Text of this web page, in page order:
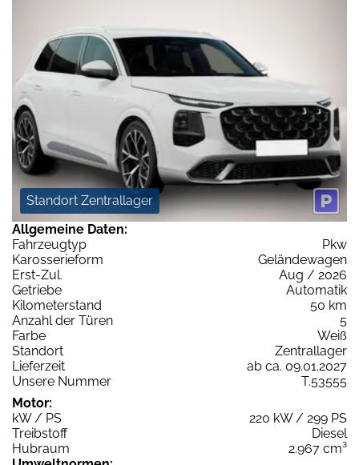
Standort Zentrallager
Allgemeine Daten:
Fahrzeugtyp
Pkw
Karosserieform
Geländewagen
Erst-Zul.
Aug / 2026
Getriebe
Automatik
Kilometerstand
50 km
Anzahl der Türen
5
Farbe
Weiß
Standort
Zentrallager
Lieferzeit
ab ca. 09.01.2027
Unsere Nummer
T.53555
Motor:
kW / PS
220 kW / 299 PS
Treibstoff
Diesel
Hubraum
2.967 cm³